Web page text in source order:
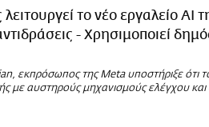
το νέο εργαλείο AI
- Χρησιμοποιεί
εκπρόσωπος της Meta υποστήριξε ότι
με αυστηρούς μηχανισμούς ελέγχου και